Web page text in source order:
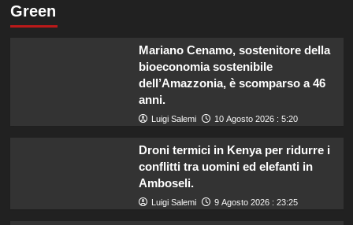
Green
Mariano Cenamo, sostenitore della
bioeconomia sostenibile
dell’Amazzonia, è scomparso a 46
anni.
Luigi Salemi 10 Agosto 2026 : 5:20
Droni termici in Kenya per ridurre i
conflitti tra uomini ed elefanti in
Amboseli.
Luigi Salemi 9 Agosto 2026 : 23:25